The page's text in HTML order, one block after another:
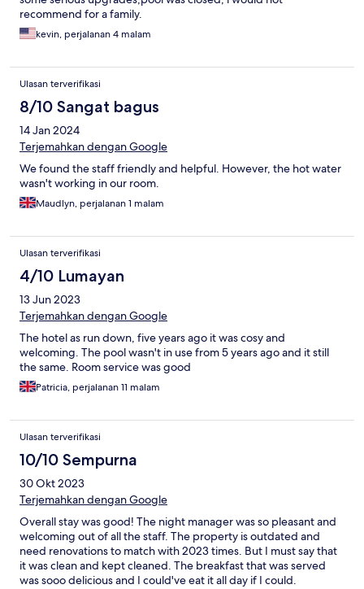
recommend for a family.
kevin, perjalanan 4 malam
Ulasan terverifikasi
8/10 Sangat bagus
14 Jan 2024
Terjemahkan dengan Google
We found the staff friendly and helpful. However, the hot water
wasn't working in our room.
Maudlyn, perjalanan 1 malam
Ulasan terverifikasi
4/10 Lumayan
13 Jun 2023
Terjemahkan dengan Google
The hotel as run down, five years ago it was cosy and
welcoming. The pool wasn't in use from 5 years ago and it still
the same. Room service was good
Patricia, perjalanan 11 malam
Ulasan terverifikasi
10/10 Sempurna
30 Okt 2023
Terjemahkan dengan Google
Overall stay was good! The night manager was so pleasant and
welcoming out of all the staff. The property is outdated and
need renovations to match with 2023 times. But I must say that
it was clean and kept cleaned. The breakfast that was served
was sooo delicious and I could've eat it all day if I could.